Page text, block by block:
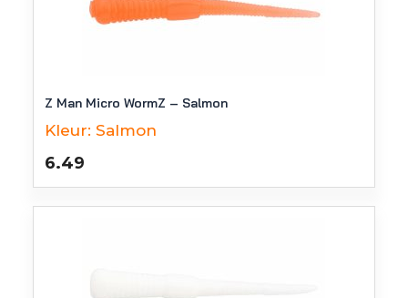
Z Man Micro WormZ – Salmon
Kleur: Salmon
6.49